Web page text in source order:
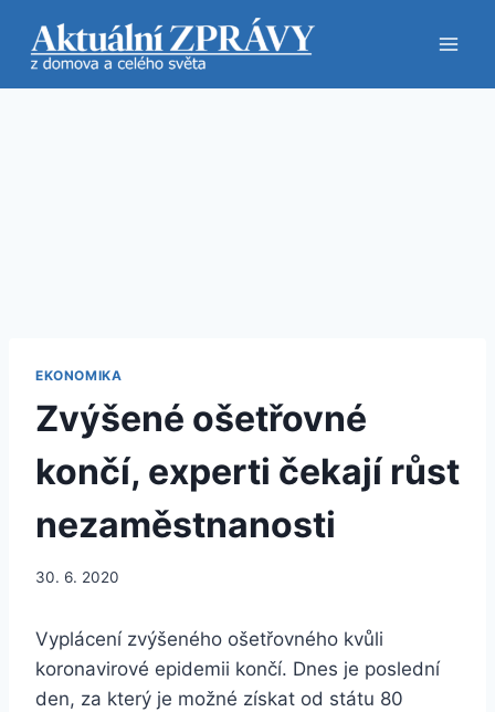
obsah
EKONOMIKA
Zvýšené ošetřovné
končí, experti čekají růst
nezaměstnanosti
30. 6. 2020
Vyplácení zvýšeného ošetřovného kvůli
koronavirové epidemii končí. Dnes je poslední
den, za který je možné získat od státu 80